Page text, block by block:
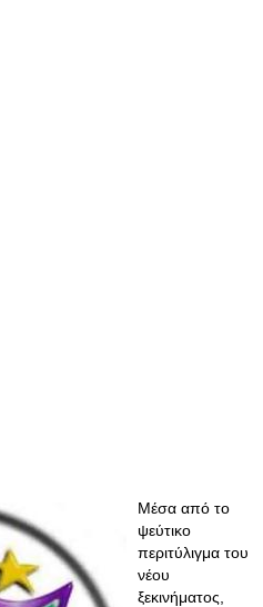
Μέσα από το
ψεύτικο
περιτύλιγμα του
νέου
ξεκινήματος,